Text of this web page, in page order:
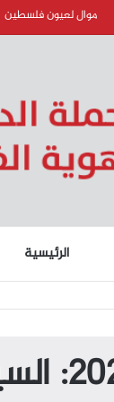
موال لعيون فلسطين
الرئيسية